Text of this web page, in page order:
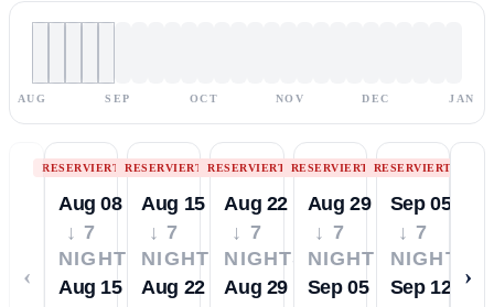
AUG SEP OCT NOV DEC JAN
‹
RESERVIERT
Aug 08
↓ 7
NIGHTS
Aug 15
RESERVIERT
Aug 15
↓ 7
NIGHTS
Aug 22
RESERVIERT
Aug 22
↓ 7
NIGHTS
Aug 29
RESERVIERT
Aug 29
↓ 7
NIGHTS
Sep 05
RESERVIERT
Sep 05
↓ 7
NIGHTS
Sep 12
›